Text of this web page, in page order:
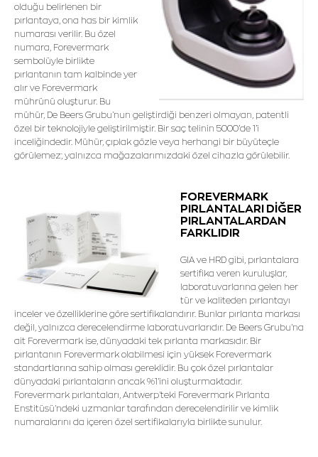
olduğu belirlenen bir
pırlantaya, ona has bir kimlik
numarası verilir. Bu özel
numara, Forevermark
sembolüyle birlikte
pırlantanın tam kalbinde yer
alır ve Forevermark
mührünü oluşturur. Bu
mühür, De Beers Grubu’nun geliştirdiği benzeri olmayan, patentli
özel bir teknolojiyle geliştirilmiştir. Bir saç telinin 5000’de 1’i
inceliğindedir. Mühür, çıplak gözle veya herhangi bir büyüteçle
görülemez; yalnızca mağazalarımızdaki özel cihazla görülebilir.
FOREVERMARK
PIRLANTALARI DİĞER
PIRLANTALARDAN
FARKLIDIR
GIA ve HRD gibi, pırlantalara
sertifika veren kuruluşlar,
laboratuvarlarına gelen her
tür ve kaliteden pırlantayı
inceler ve özelliklerine göre sertifikalandırır. Bunlar pırlanta markası
değil, yalnızca derecelendirme laboratuvarlarıdır. De Beers Grubu'na
ait Forevermark ise, dünyadaki tek pırlanta markasıdır. Bir
pırlantanın Forevermark olabilmesi için yüksek Forevermark
standartlarına sahip olması gereklidir. Bu çok özel pırlantalar
dünyadaki pırlantaların ancak %1'ini oluşturmaktadır.
Forevermark pırlantaları, Antwerp'teki Forevermark Pırlanta
Enstitüsü'ndeki uzmanlar tarafından derecelendirilir ve kimlik
numaralarını da içeren özel sertifikalarıyla birlikte sunulur.